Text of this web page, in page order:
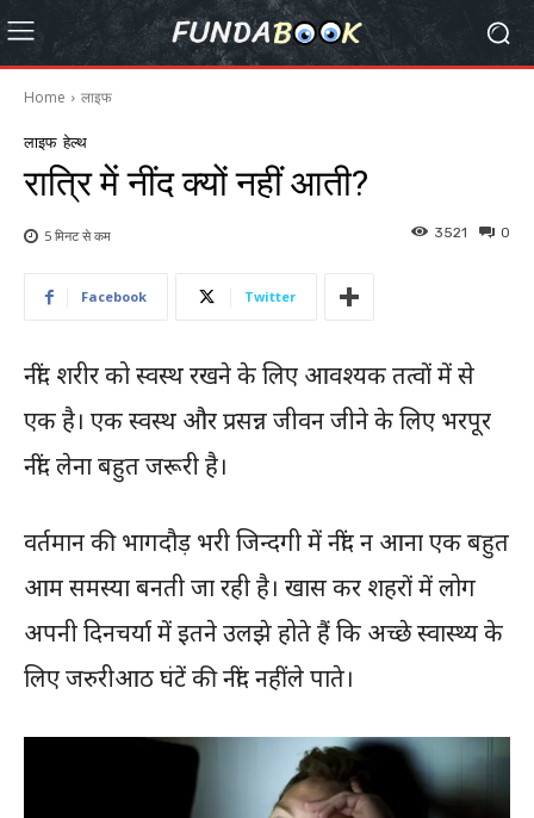
Home लाइफ
लाइफ हेल्थ
रात्रि में नींद क्यों नहीं आती?
0
3521
5 मिनट सेकम
Facebook Twitter
नींद शरीर को स्वस्थ रखने के लिए आवश्यक तत्वों में से
एक है। एक स्वस्थ और प्रसन्न जीवन जीने के लिए भरपूर
नींद लेना बहुत जरूरी है।
वर्तमान की भागदौड़ भरी जिन्दगी में नींद न आना एक बहुत
आम समस्या बनती जा रही है। खास कर शहरों में लोग
अपनी दिनचर्या में इतने उलझे होते हैं कि अच्छे स्वास्थ्य के
लिए जरुरीआठ घंटें की नींद नहीं ले पाते।